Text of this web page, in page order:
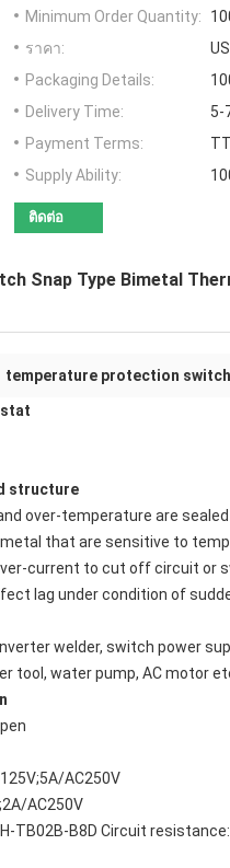
Minimum Order Quantity:
ราคา:
Packaging Details:
Delivery Time:
5-
Payment Terms:
Supply Ability:
ติดต่อ
Snap Type Bimetal
temperature protection switch
structure
over-temperature are
that are sensitive to
current to cut off circuit or
lag under condition of
welder, switch power
tool, water pump, AC motor
AC250V
AC250V
TB02B-B8D Circuit